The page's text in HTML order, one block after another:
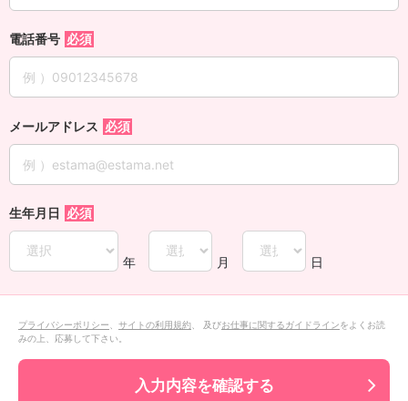
電話番号
メールアドレス
生年月日
年 月 日
プライバシーポリシー サイトの利用規約 、 及びお仕事に関するガイドラインをよくお読
みの上、応募して下さい。
入力内容を確認する